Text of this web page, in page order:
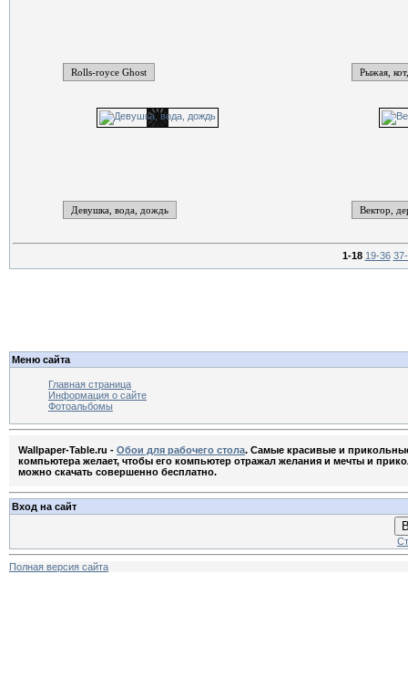
Rolls-royce Ghost Рыжая,
Девушка, вода, дождь Вектор,
1-18 19-36
Меню сайта
Главная страница
Информация о сайте
Фотоальбомы
Wallpaper-Table.ru - Обои для рабочего стола. Самые красивые и
компьютера желает, чтобы его компьютер отражал желания и мечты и
можно скачать совершенно бесплатно.
Вход на сайт
Полная версия сайта